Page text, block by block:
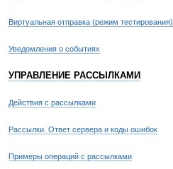
Виртуальная отправка (режим тестирования)
Уведомления о событиях
УПРАВЛЕНИЕ РАССЫЛКАМИ
Действия с рассылками
Рассылки. Ответ сервера и коды ошибок
Примеры операций с рассылками